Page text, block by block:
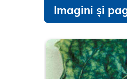
Imagini și